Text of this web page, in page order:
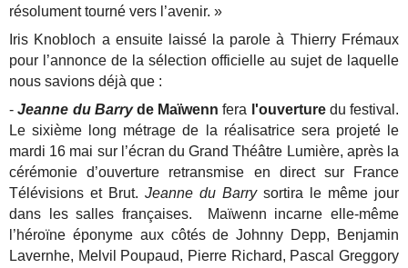
résolument tourné vers l’avenir. »
Iris Knobloch a ensuite laissé la parole à Thierry Frémaux
pour l’annonce de la sélection officielle au sujet de laquelle
nous savions déjà que :
-Jeanne du Barryde Maïwenn fera l'ouverturedu festival.
Le sixième long métrage de la réalisatrice sera projeté le
mardi 16 mai sur l’écran du Grand Théâtre Lumière, après la
cérémonie d’ouverture retransmise en direct sur France
Télévisions et Brut.Jeanne du Barrysortira le même jour
dans les salles françaises. Maïwenn incarne elle-même
l’héroïne éponyme aux côtés de Johnny Depp, Benjamin
Lavernhe, Melvil Poupaud, Pierre Richard, Pascal Greggory